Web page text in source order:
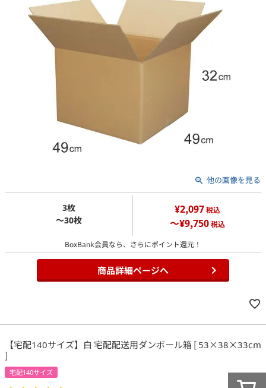
他の画像を見る
3枚
～30枚
¥2,097 税込
～¥9,750 税込
BoxBank会員なら、さらにポイント還元！
商品詳細ページへ
【宅配140サイズ】白 宅配配送用ダンボール箱 [ 53×38×33cm
]
宅配140サイズ